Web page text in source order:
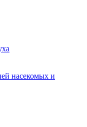
насекомых и